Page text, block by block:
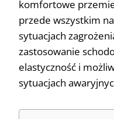
komfortowe
przede wszystkim
sytuacjach
zastosowanie
elastyczność i
sytuacjach